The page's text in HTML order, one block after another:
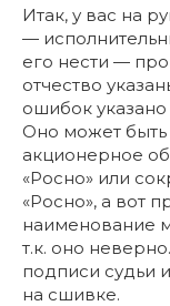
Итак, у вас на
—
его нести —
отчество
ошибок
Оно может
акционерное
«Росно» или
«Росно», а вот
наименование
т.к. оно
подписи судьи
на сшивке.